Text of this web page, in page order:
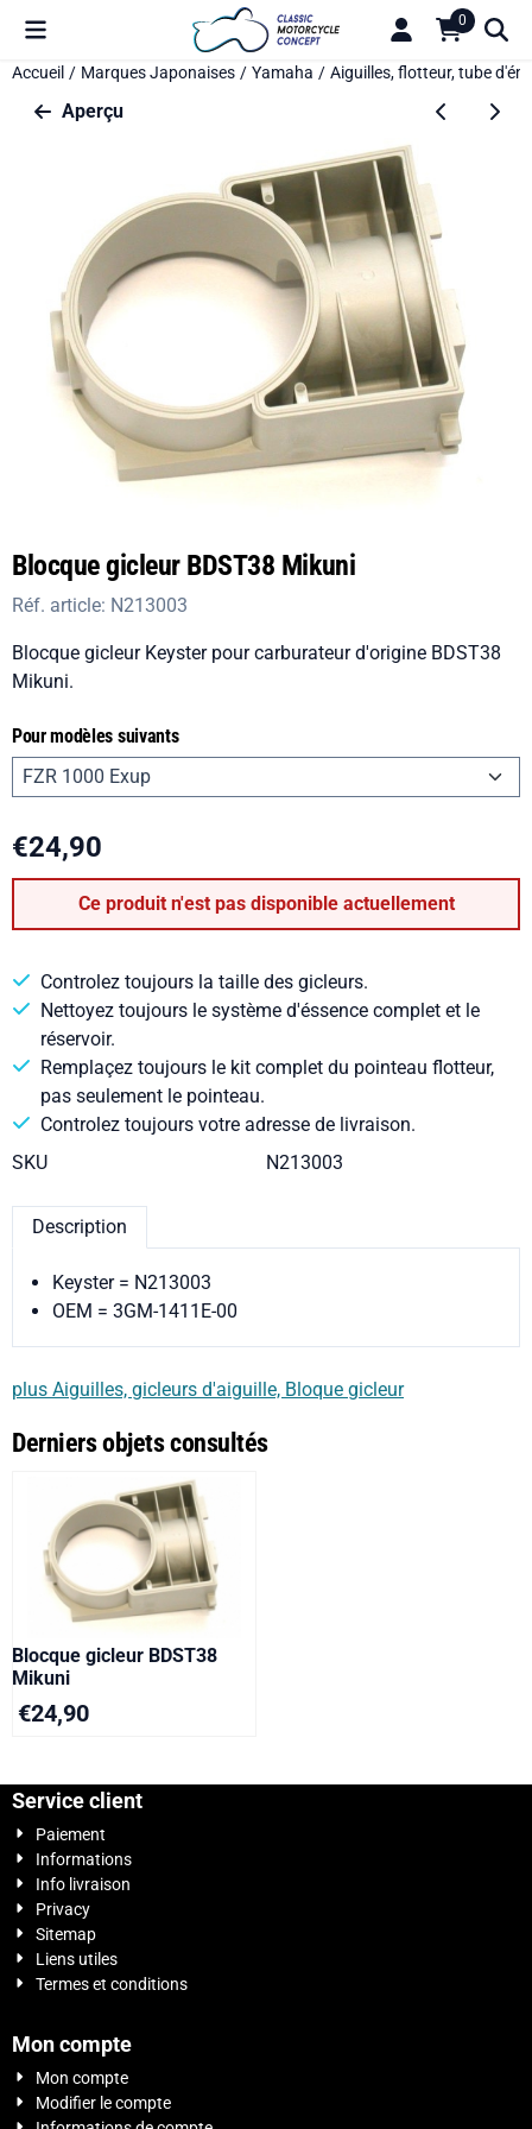
Préférences de cookies disponibles. Choisissez les paramètres
0
Accueil / Marques Japonaises / Yamaha / Aiguilles, flotteur, tube
Aperçu
Blocque gicleur BDST38 Mikuni
Réf. article: N213003
Blocque gicleur Keyster pour carburateur d'origine BDST38
Mikuni.
Pour modèles suivants
€24,90
Ce produit n'est pas disponible actuellement
Controlez toujours la taille des gicleurs.
Nettoyez toujours le système d'éssence complet et le
réservoir.
Remplaçez toujours le kit complet du pointeau flotteur,
pas seulement le pointeau.
Controlez toujours votre adresse de livraison.
SKU
N213003
Description
Keyster = N213003
OEM = 3GM-1411E-00
plus Aiguilles, gicleurs d'aiguille, Bloque gicleur
Derniers objets consultés
Blocque gicleur BDST38
Mikuni
€24,90
Service client
Paiement
Informations
Info livraison
Privacy
Sitemap
Liens utiles
Termes et conditions
Mon compte
Mon compte
Modifier le compte